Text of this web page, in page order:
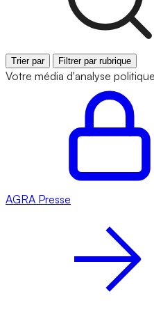
Trier par Filtrer par rubrique
Votre média d'analyse
AGRA Presse